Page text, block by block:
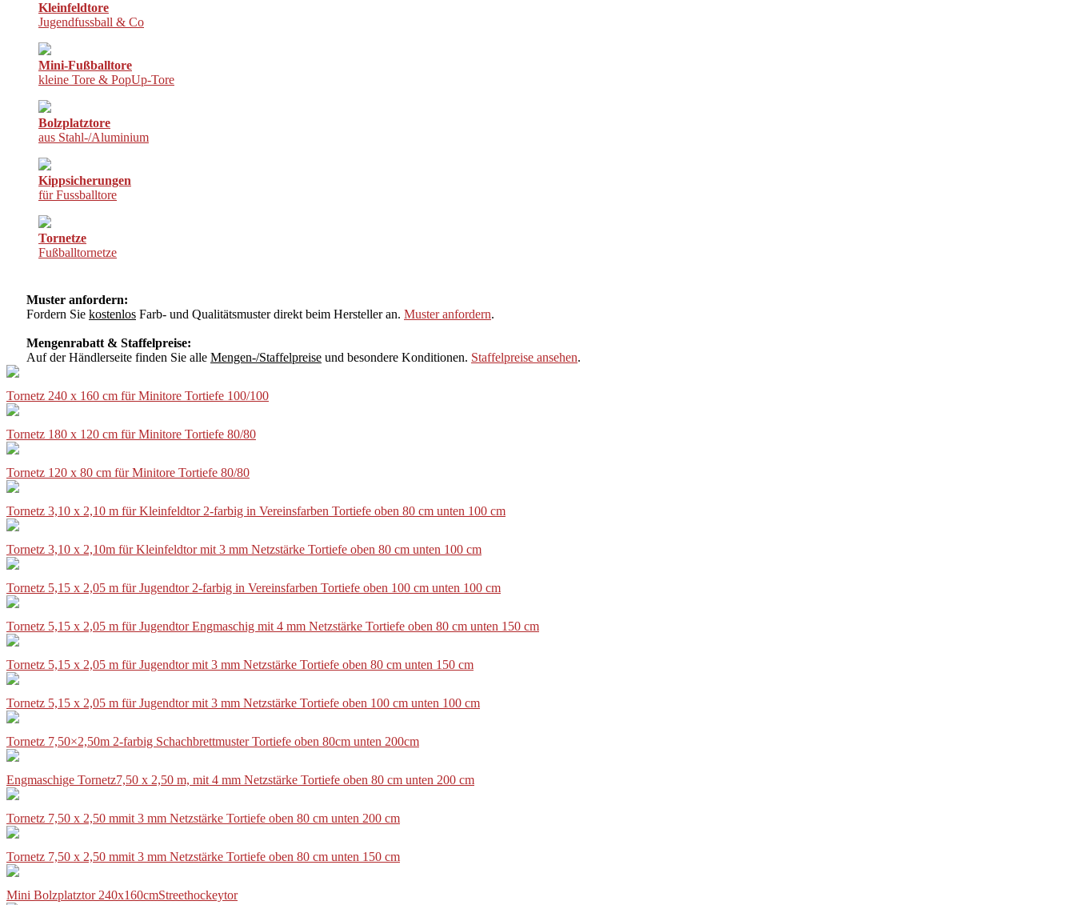
Kleinfeldtore
Jugendfussball & Co
Mini-Fußballtore
kleine Tore & PopUp-Tore
Bolzplatztore
aus Stahl-/Aluminium
Kippsicherungen
für Fussballtore
Tornetze
Fußballtornetze
Muster anfordern:
Fordern Sie kostenlos Farb- und Qualitätsmuster direkt beim Hersteller an. Muster anfordern.
Mengenrabatt & Staffelpreise:
Auf der Händlerseite finden Sie alle Mengen-/Staffelpreise und besondere Konditionen. Staffelpreise ansehen.
Tornetz 240 x 160 cm für Minitore Tortiefe 100/100
Tornetz 180 x 120 cm für Minitore Tortiefe 80/80
Tornetz 120 x 80 cm für Minitore Tortiefe 80/80
Tornetz 3,10 x 2,10 m für Kleinfeldtor 2-farbig in Vereinsfarben Tortiefe oben 80 cm unten 100 cm
Tornetz 3,10 x 2,10m für Kleinfeldtor mit 3 mm Netzstärke Tortiefe oben 80 cm unten 100 cm
Tornetz 5,15 x 2,05 m für Jugendtor 2-farbig in Vereinsfarben Tortiefe oben 100 cm unten 100 cm
Tornetz 5,15 x 2,05 m für Jugendtor Engmaschig mit 4 mm Netzstärke Tortiefe oben 80 cm unten 150 cm
Tornetz 5,15 x 2,05 m für Jugendtor mit 3 mm Netzstärke Tortiefe oben 80 cm unten 150 cm
Tornetz 5,15 x 2,05 m für Jugendtor mit 3 mm Netzstärke Tortiefe oben 100 cm unten 100 cm
Tornetz 7,50×2,50m 2-farbig Schachbrettmuster Tortiefe oben 80cm unten 200cm
Engmaschige Tornetz7,50 x 2,50 m, mit 4 mm Netzstärke Tortiefe oben 80 cm unten 200 cm
Tornetz 7,50 x 2,50 mmit 3 mm Netzstärke Tortiefe oben 80 cm unten 200 cm
Tornetz 7,50 x 2,50 mmit 3 mm Netzstärke Tortiefe oben 80 cm unten 150 cm
Mini Bolzplatztor 240x160cmStreethockeytor